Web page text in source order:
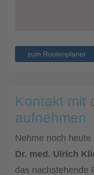
zum Routenplaner
Kontakt mit
aufnehmen
Nehme noch
Dr. med. Ulrich
das nachstehende